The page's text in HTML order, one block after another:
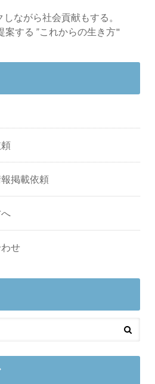
しながら社会貢献もする。
案する ”これからの生き方"
掲載依頼
せ